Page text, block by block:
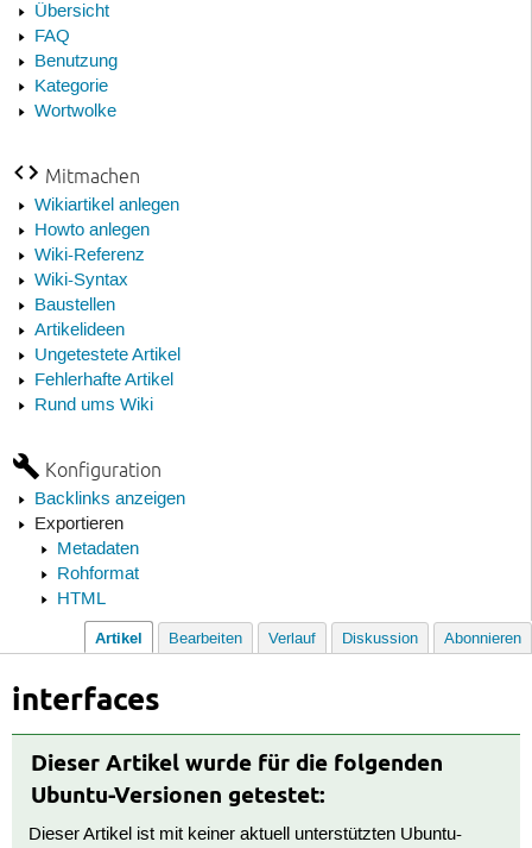
Übersicht
FAQ
Benutzung
Kategorie
Wortwolke
Mitmachen
Wikiartikel anlegen
Howto anlegen
Wiki-Referenz
Wiki-Syntax
Baustellen
Artikelideen
Ungetestete Artikel
Fehlerhafte Artikel
Rund ums Wiki
Konfiguration
Backlinks anzeigen
Exportieren
Metadaten
Rohformat
HTML
Artikel Bearbeiten Verlauf Diskussion Abonnieren
interfaces
Dieser Artikel wurde für die folgenden
Ubuntu-Versionen getestet:
Dieser Artikel ist mit keiner aktuell unterstützten Ubuntu-